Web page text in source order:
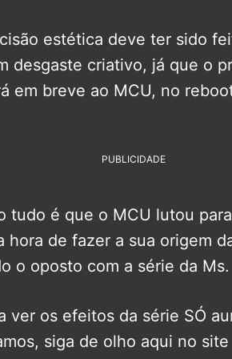
estética deve ter sido
desgaste criativo, já que o
em breve ao MCU, no
PUBLICIDADE
tudo é que o MCU lutou
hora de fazer a sua origem
o oposto com a série da
ver os efeitos da série SÓ
siga de olho aqui no